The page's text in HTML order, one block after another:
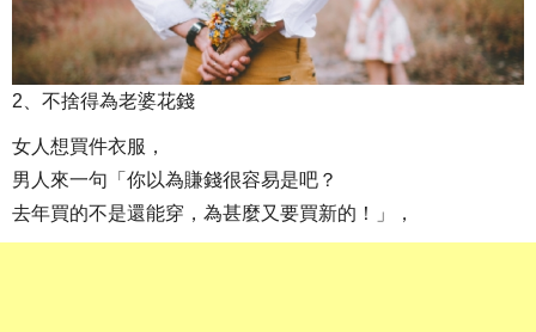
2、不捨得為老婆花錢
女人想買件衣服，
男人來一句「你以為賺錢很容易是吧？
去年買的不是還能穿，為甚麼又要買新的！」，